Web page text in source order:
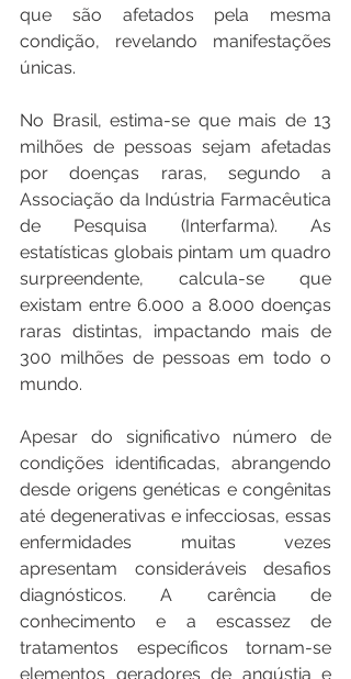
que são afetados pela mesma
condição, revelando manifestações
únicas.
No Brasil, estima-se que mais de 13
milhões de pessoas sejam afetadas
por doenças raras, segundo a
Associação da Indústria Farmacêutica
de Pesquisa (Interfarma). As
estatísticas globais pintam um quadro
surpreendente, calcula-se que
existam entre 6.000 a 8.000 doenças
raras distintas, impactando mais de
300 milhões de pessoas em todo o
mundo.
Apesar do significativo número de
condições identificadas, abrangendo
desde origens genéticas e congênitas
até degenerativas e infecciosas, essas
enfermidades muitas vezes
apresentam consideráveis desafios
diagnósticos. A carência de
conhecimento e a escassez de
tratamentos específicos tornam-se
elementos geradores de angústia e